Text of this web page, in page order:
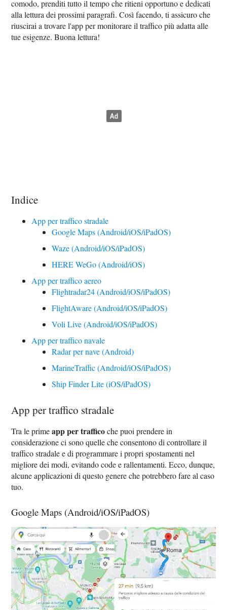
comodo, prenditi tutto il tempo che ritieni opportuno e dedicati
alla lettura dei prossimi paragrafi. Così facendo, ti assicuro che
riuscirai a trovare l'app per monitorare il traffico più adatta alle
tue esigenze. Buona lettura!
Indice
App per traffico stradale
Google Maps (Android/iOS/iPadOS)
Waze (Android/iOS/iPadOS)
HERE WeGo (Android/iOS)
App per traffico aereo
Flightradar24 (Android/iOS/iPadOS)
FlightAware (Android/iOS/iPadOS)
Voli Live (Android/iOS/iPadOS)
App per traffico navale
Radar per nave (Android)
MarineTraffic (Android/iOS/iPadOS)
Ship Finder Lite (iOS/iPadOS)
App per traffico stradale
Tra le primeapp per trafficoche puoi prendere in
considerazione ci sono quelle che consentono di controllare il
traffico stradale e di programmare i propri spostamenti nel
migliore dei modi, evitando code e rallentamenti. Ecco, dunque,
alcune applicazioni di questo genere che potrebbero fare al caso
tuo.
Google Maps (Android/iOS/iPadOS)